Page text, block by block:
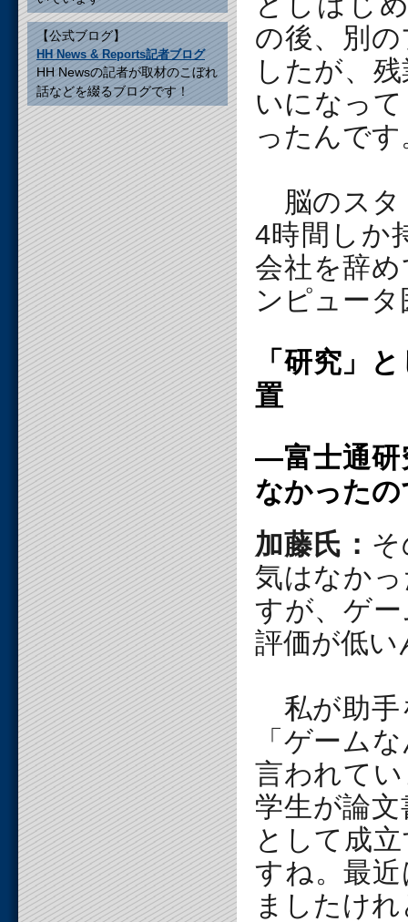
【公式ブログ】
HH News & Reports記者ブログ
HH Newsの記者が取材のこぼれ
話などを綴るブログです！
の後、別
したが、
いになっ
ったんです
脳のスタ
4時間しか
会社を辞
ンピュー
「研究」
置
―富士通研
なかった
加藤氏：
気はなか
すが、ゲ
評価が低い
私が助手
「ゲーム
言われて
学生が論
として成
すね。最
ましたけ